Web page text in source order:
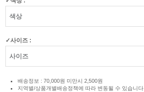
사이즈 :
배송정보 : 70,000원 미만시 2,500원
지역별/상품개별배송정책에 따라 변동될 수 있습니다